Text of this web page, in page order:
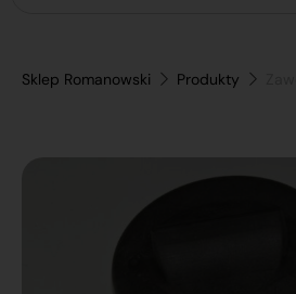
Sklep Romanowski Produkty